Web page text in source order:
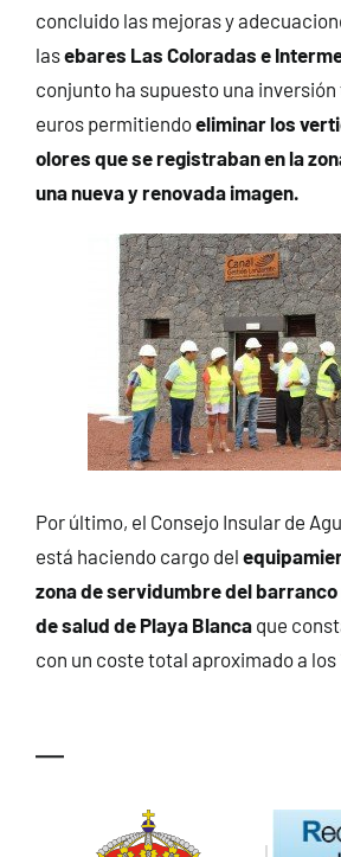
concluido las mejoras y
lasebares Las Coloradas e
conjunto ha supuesto una
euros permitiendoeliminar los
olores que se registraban en la
una nueva y renovada imagen.
Por último, el Consejo Insular de
está haciendo cargo del
zona de servidumbre del
de salud de Playa Blancaque
con un coste total aproximado a
—